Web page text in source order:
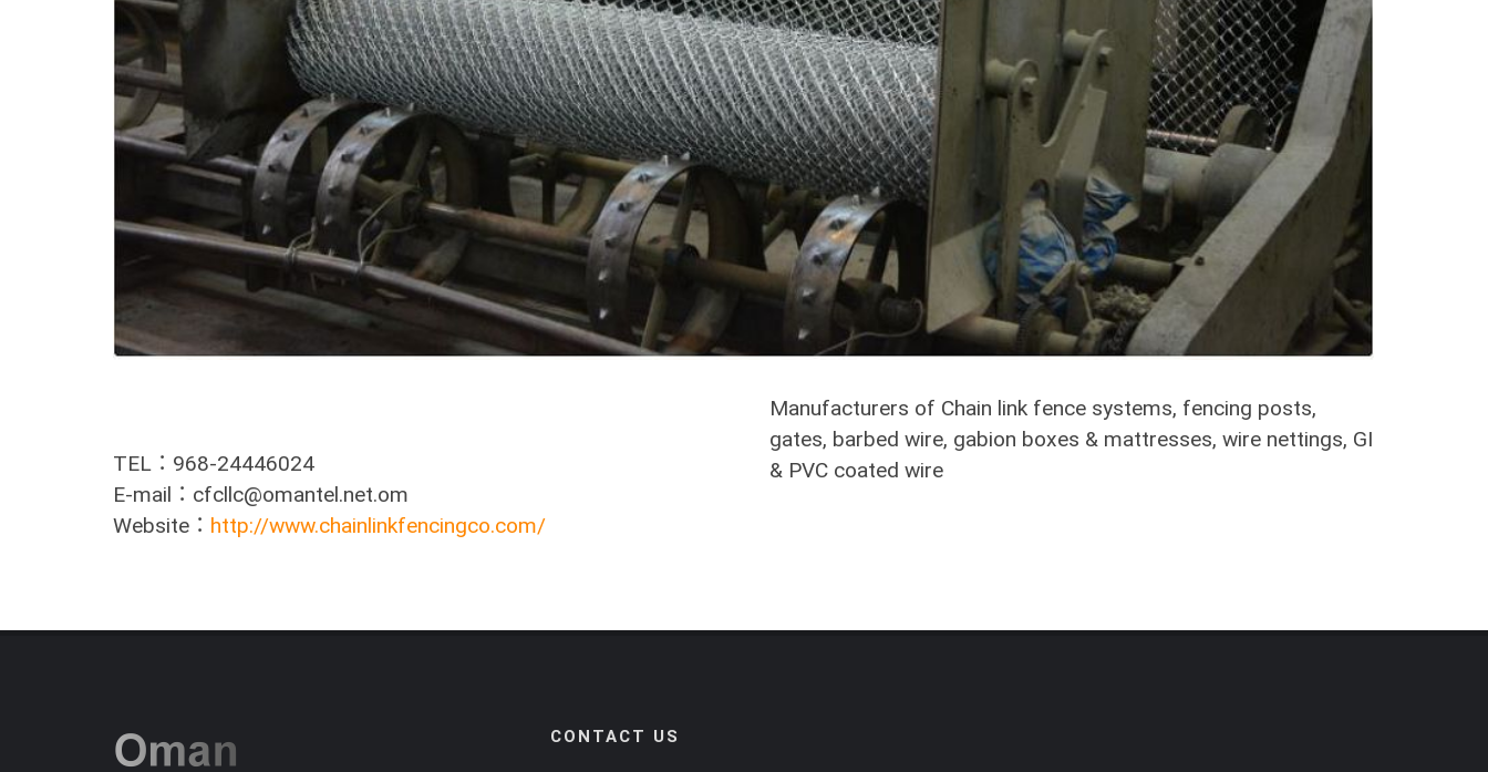
Manufacturers of Chain link fence systems, fencing posts,
gates, barbed wire, gabion boxes & mattresses, wire nettings, GI
& PVC coated wire
TEL：968-24446024
E-mail：cfcllc@omantel.net.om
Website： http://www.chainlinkfencingco.com/
CONTACT US